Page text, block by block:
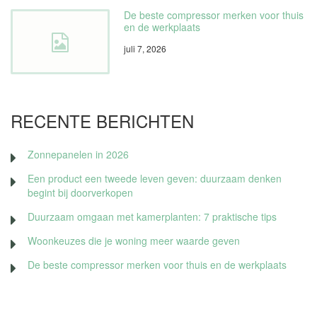
De beste compressor merken voor thuis
en de werkplaats
juli 7, 2026
RECENTE BERICHTEN
Zonnepanelen in 2026
Een product een tweede leven geven: duurzaam denken
begint bij doorverkopen
Duurzaam omgaan met kamerplanten: 7 praktische tips
Woonkeuzes die je woning meer waarde geven
De beste compressor merken voor thuis en de werkplaats